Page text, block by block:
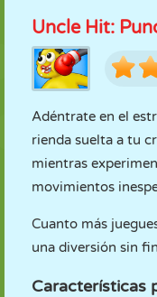
Uncle Hit:
Adéntrate en el
rienda suelta a tu
mientras
movimientos
Cuanto más
una diversión sin
Características